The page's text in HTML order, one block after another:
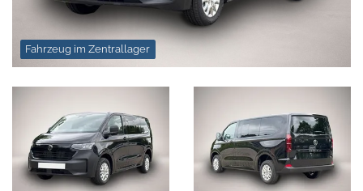
Fahrzeug im Zentrallager